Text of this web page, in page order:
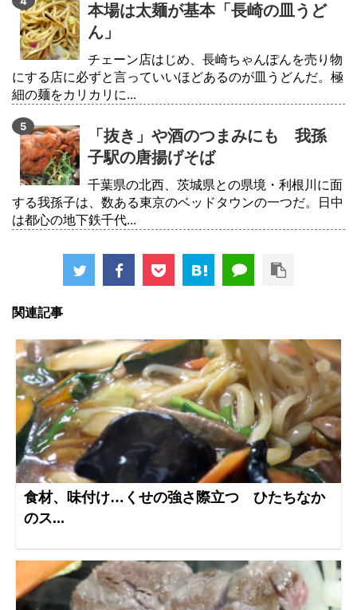
本場は太麺が基本「長崎の皿うど
ん」
チェーン店はじめ、長崎ちゃんぽんを売り物
にする店に必ずと言っていいほどあるのが皿うどんだ。極
細の麺をカリカリに...
「抜き」や酒のつまみにも 我孫
子駅の唐揚げそば
千葉県の北西、茨城県との県境・利根川に面
する我孫子は、数ある東京のベッドタウンの一つだ。日中
は都心の地下鉄千代...
関連記事
食材、味付け…くせの強さ際立つ ひたちなか
のス...